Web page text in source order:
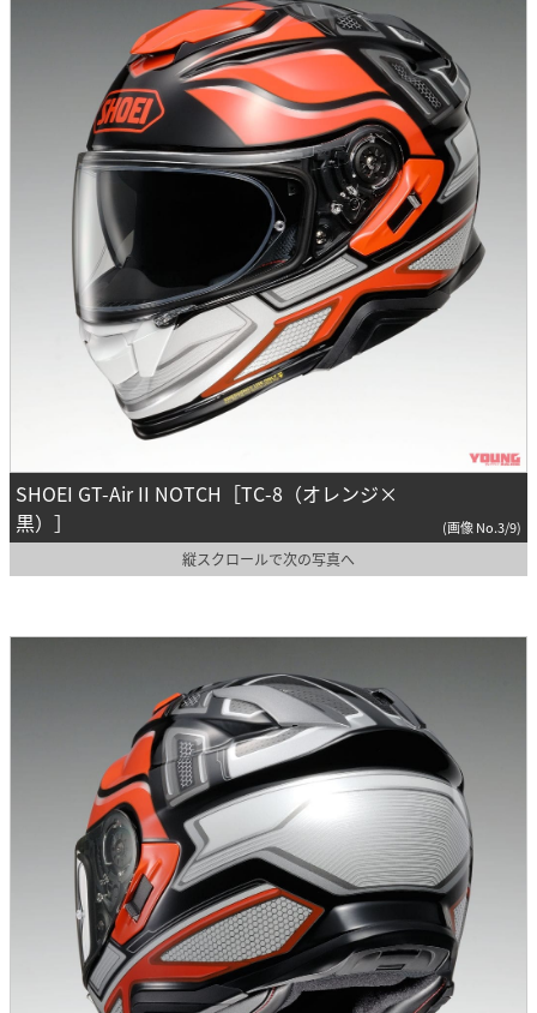
SHOEI GT-Air II NOTCH［TC-8（オレンジ×
黒）］
(画像 No.3/9)
縦スクロールで次の写真へ